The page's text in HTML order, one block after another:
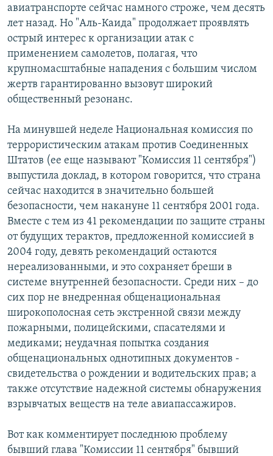
авиатранспорте сейчас намного строже, чем десять
лет назад. Но "Аль-Каида" продолжает проявлять
острый интерес к организации атак с
применением самолетов, полагая, что
крупномасштабные нападения с большим числом
жертв гарантированно вызовут широкий
общественный резонанс.
На минувшей неделе Национальная комиссия по
террористическим атакам против Соединенных
Штатов (ее еще называют "Комиссия 11 сентября")
выпустила доклад, в котором говорится, что страна
сейчас находится в значительно большей
безопасности, чем накануне 11 сентября 2001 года.
Вместе с тем из 41 рекомендации по защите страны
от будущих терактов, предложенной комиссией в
2004 году, девять рекомендаций остаются
нереализованными, и это сохраняет бреши в
системе внутренней безопасности. Среди них – до
сих пор не внедренная общенациональная
широкополосная сеть экстренной связи между
пожарными, полицейскими, спасателями и
медиками; неудачная попытка создания
общенациональных однотипных документов -
свидетельства о рождении и водительских прав; а
также отсутствие надежной системы обнаружения
взрывчатых веществ на теле авиапассажиров.
Вот как комментирует последнюю проблему
бывший глава "Комиссии 11 сентября" бывший